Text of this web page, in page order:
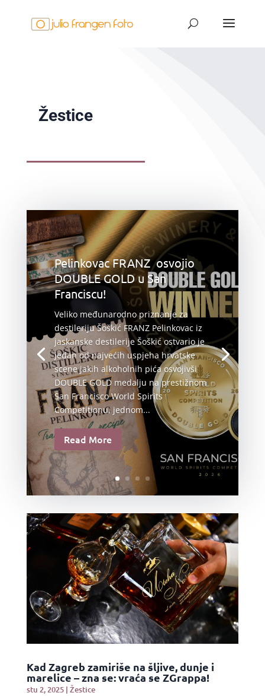
Žestice
Pelinkovac FRANZ osvojio
DOUBLE GOLD u San
Franciscu!
Veliko međunarodno priznanje za
destileriju Šoškić FRANZ Pelinkovac iz
jaskanske destilerije Šoškić ostvario je
jedan od najvećih uspjeha hrvatske
scene jakih alkoholnih pića osvojivši
DOUBLE GOLD medalju na prestižnom
San Francisco World Spirits
Competitionu, jednom...
Read More
Kad Zagreb zamiriše na šljive, dunje i
marelice – zna se: vraća se ZGrappa!
stu 2, 2025| Žestice